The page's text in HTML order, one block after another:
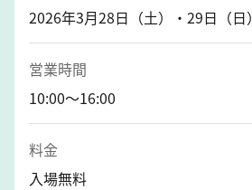
2026年3月28日（土）・29日（日）
営業時間
10:00～16:00
料金
入場無料